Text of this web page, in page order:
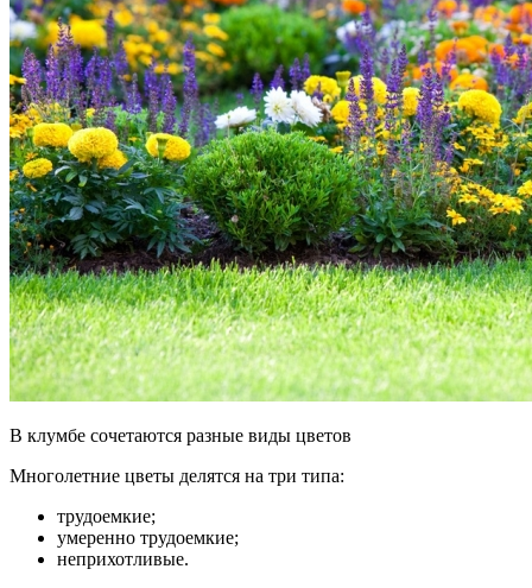
В клумбе сочетаются разные виды цветов
Многолетние цветы делятся на три типа:
трудоемкие;
умеренно трудоемкие;
неприхотливые.